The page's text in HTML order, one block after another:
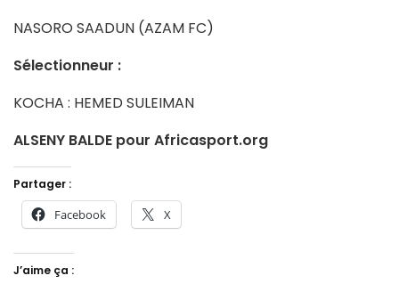
NASORO SAADUN (AZAM FC)
Sélectionneur :
KOCHA : HEMED SULEIMAN
ALSENY BALDE pour Africasport.org
Partager :
Facebook X
J’aime ça :